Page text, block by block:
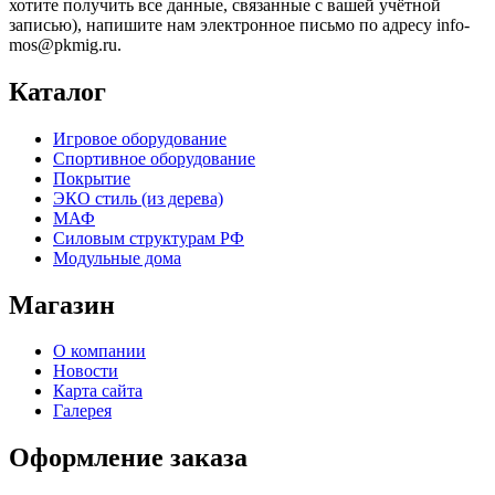
хотите получить все данные, связанные с вашей учётной
записью), напишите нам электронное письмо по адресу info-
mos@pkmig.ru.
Каталог
Игровое оборудование
Спортивное оборудование
Покрытие
ЭКО стиль (из дерева)
МАФ
Силовым структурам РФ
Модульные дома
Магазин
О компании
Новости
Карта сайта
Галерея
Оформление заказа